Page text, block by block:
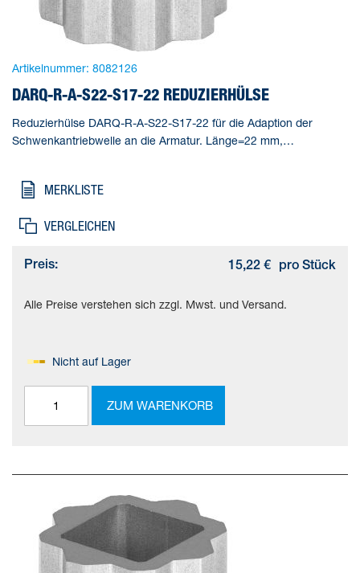
Artikelnummer: 8082126
DARQ-R-A-S22-S17-22 REDUZIERHÜLSE
Reduzierhülse DARQ-R-A-S22-S17-22 für die Adaption der
Schwenkantriebwelle an die Armatur. Länge=22 mm,
KBK=2 - mäßige Korrosionsbeanspruchung, Produktgewicht=46
MERKLISTE
VERGLEICHEN
Preis: 15,22 € pro Stück
Alle Preise verstehen sich zzgl. Mwst. und Versand.
Nicht auf Lager
ZUM WARENKORB